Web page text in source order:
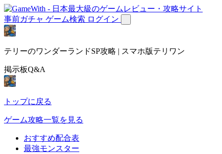
事前ガチャ ゲーム検索 ログイン
テリーのワンダーランドSP攻略 | スマホ版テリワン
掲示板Q&A
トップに戻る
ゲーム攻略一覧を見る
おすすめ配合表
最強モンスター